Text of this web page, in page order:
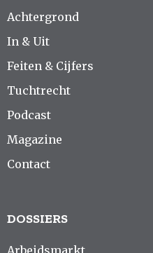
Achtergrond
In & Uit
Feiten & Cijfers
Tuchtrecht
Podcast
Magazine
Contact
DOSSIERS
Arbeidsmarkt